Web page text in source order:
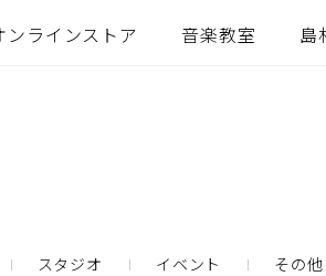
ンラインストア 音楽教室 島
スタジオ イベント その他